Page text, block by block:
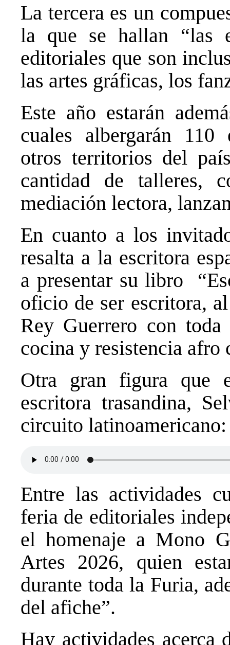
La tercera es un
la que se hallan “las
editoriales que son
las artes gráficas, los
Este año estarán
cuales albergarán
otros territorios del
cantidad de talleres,
mediación lectora,
En cuanto a los
resalta a la escritora
a presentar su libro
oficio de ser escritora,
Rey Guerrero con
cocina y resistencia afro
Otra gran figura que
escritora trasandina,
circuito latinoamericano:
Entre las actividades
feria de editoriales
el homenaje a Mono
Artes 2026, quien
durante toda la Furia,
del afiche”.
Hay actividades acerca